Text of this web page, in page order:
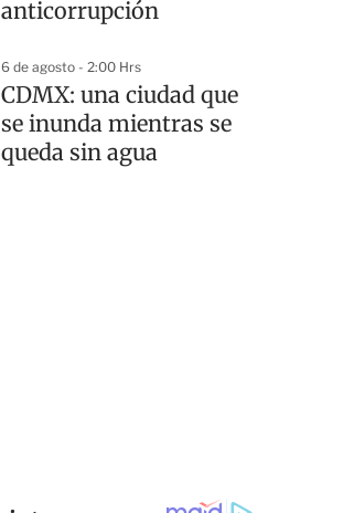
anticorrupción
6 de agosto - 2:00 Hrs
CDMX: una ciudad que
se inunda mientras se
queda sin agua